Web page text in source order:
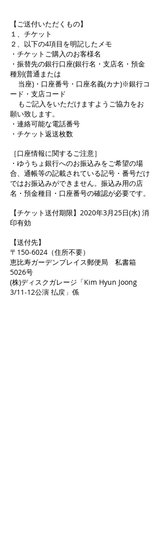
【ご送付いただくもの】
１、チケット
２、以下の4項目を明記したメモ
・チケットご購入のお客様名
・振替先の銀行口座(銀行名・支店名・預金
種別(普通または
当座)・口座番号・口座名義(カナ)※銀行コ
ード・支店コード
もご記入をいただけますようご協力をお
願い致します。
・連絡可能な電話番号
・チケット返送枚数
［口座情報に関するご注意］
・ゆうちょ銀行へのお振込みをご希望の場
合、通帳等の記載されている記号・番号だけ
ではお振込みができません。振込み用の店
名・預金種目・口座番号の確認が必要です。
【チケット送付期限】2020年3月25日(水) 消
印有効
【送付先】
〒150-6024（住所不要）
恵比寿ガーデンプレイス郵便局 私書箱
5026号
(株)ディスクガレージ「Kim Hyun Joong
3/11-12公演 払戻」係